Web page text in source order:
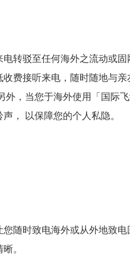
转驳至任何海外之流动或固
费接听来电，随时随地与亲
外，当您于海外使用「国际
， 以保障您的个人私隐。
随时致电海外或从外地致电
。